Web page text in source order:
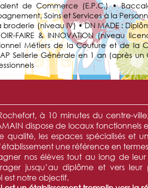
de Commerce (E.P.C.) •
Soins et Services à la
(niveau IV) • DN MADE :
FAIRE & INNOVATION
Métiers de la Couture et de la
Sellerie Générale en 1 an (après
à 10 minutes du centre-
dispose de locaux fonctionnels
qualité, les espaces spécialisés et
une référence en
nos élèves tout au long de
jusqu’au diplôme et vers leur
est notre objectif.